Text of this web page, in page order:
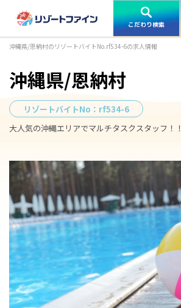
こだわり検索
沖縄県/恩納村のリゾートバイトNo.rf534-6の求人情報
沖縄県/恩納村
リゾートバイトNo： rf534-6
大人気の沖縄エリアでマルチタスクスタッフ！！